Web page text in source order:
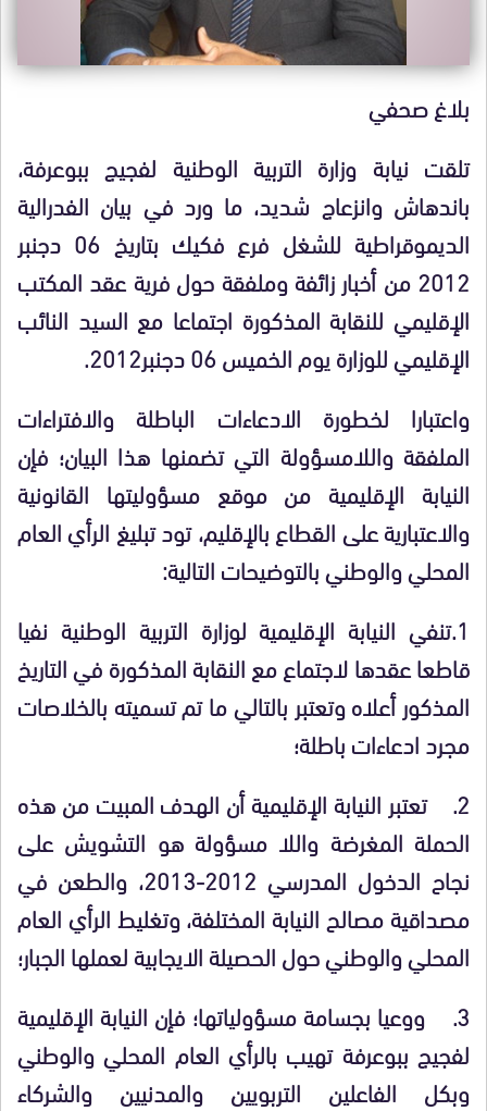
بلاغ صحفي
تلقت نيابة وزارة التربية الوطنية لفجيج ببوعرفة،
باندهاش وانزعاج شديد، ما ورد في بيان الفدرالية
الديموقراطية للشغل فرع فكيك بتاريخ 06 دجنبر
2012 من أخبار زائفة وملفقة حول فرية عقد المكتب
الإقليمي للنقابة المذكورة اجتماعا مع السيد النائب
الإقليمي للوزارة يوم الخميس 06 دجنبر2012.
واعتبارا لخطورة الادعاءات الباطلة والافتراءات
الملفقة واللامسؤولة التي تضمنها هذا البيان؛ فإن
النيابة الإقليمية من موقع مسؤوليتها القانونية
والاعتبارية على القطاع بالإقليم، تود تبليغ الرأي العام
المحلي والوطني بالتوضيحات التالية:
1.تنفي النيابة الإقليمية لوزارة التربية الوطنية نفيا
قاطعا عقدها لاجتماع مع النقابة المذكورة في التاريخ
المذكور أعلاه وتعتبر بالتالي ما تم تسميته بالخلاصات
مجرد ادعاءات باطلة؛
2.
تعتبر النيابة الإقليمية أن الهدف المبيت من هذه
الحملة المغرضة واللا مسؤولة هو التشويش على
نجاح الدخول المدرسي 2012-2013، والطعن في
مصداقية مصالح النيابة المختلفة، وتغليط الرأي العام
المحلي والوطني حول الحصيلة الايجابية لعملها الجبار؛
3.
ووعيا بجسامة مسؤولياتها؛ فإن النيابة الإقليمية
لفجيج ببوعرفة تهيب بالرأي العام المحلي والوطني
وبكل الفاعلين التربويين والمدنيين والشركاء